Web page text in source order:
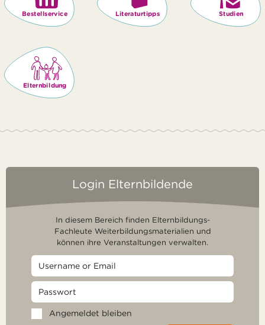
Bestellservice Literaturtipps Studien
Elternbildung
Login Elternbildende
In diesem Bereich finden Elternbildungs-
Fachleute Weiterbildungsmaterialien und
können ihre Veranstaltungen verwalten.
Angemeldet bleiben